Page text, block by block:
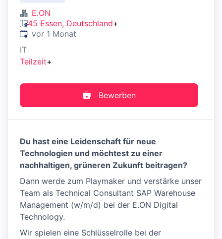
E.ON
45 Essen, Deutschland+
Veröffentlicht:
vor 1 Monat
IT
Teilzeit+
Bewerben
Du hast eine Leidenschaft für neue
Technologien und möchtest zu einer
nachhaltigen, grüneren Zukunft beitragen?
Dann werde zum Playmaker und verstärke unser
Team als Technical Consultant SAP Warehouse
Management (w/m/d) bei der E.ON Digital
Technology.
Wir spielen eine Schlüsselrolle bei der